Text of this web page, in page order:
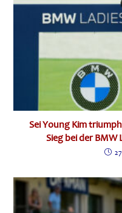
Sei Young Kim
Sieg bei der BMW